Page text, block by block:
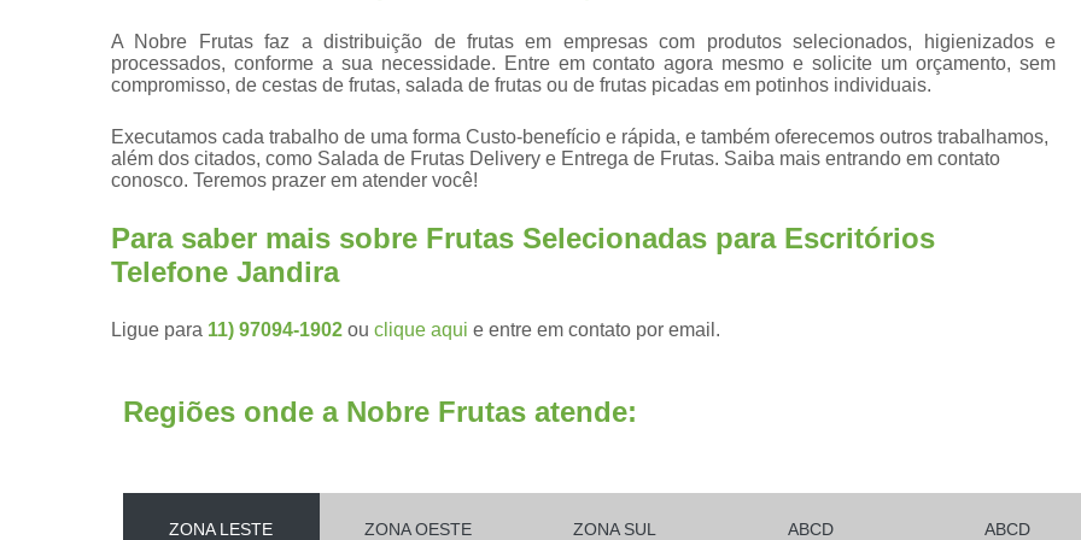
Frutas Higienizadas
Frutas Higienizadas Dentro do
Frutas Higienizadas no Pote
Frutas Higienizadas para Escritório
Delivery de Frutas a Empresas
Fornecedor de Frutas Congeladas
Frutas Congeladas 1kg
Frutas
A Nobre Frutas faz a distribuição de frutas em empresas com produtos selecionados, higienizados e
processados, conforme a sua necessidade. Entre em contato agora mesmo e solicite um orçamento, sem
compromisso, de cestas de frutas, salada de frutas ou de frutas picadas em potinhos individuais.
Executamos cada trabalho de uma forma Custo-benefício e rápida, e também oferecemos outros trabalhamos,
além dos citados, como Salada de Frutas Delivery e Entrega de Frutas. Saiba mais entrando em contato
conosco. Teremos prazer em atender você!
Para saber mais sobre Frutas Selecionadas para Escritórios
Telefone Jandira
Ligue para 11) 97094-1902 ou clique aqui e entre em contato por email.
Regiões onde a Nobre Frutas atende:
ZONA LESTE ZONA OESTE ZONA SUL ABCD ABCD